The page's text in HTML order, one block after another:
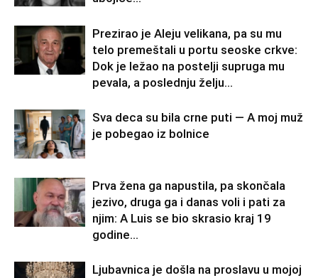
Prezirao je Aleju velikana, pa su mu
telo premeštali u portu seoske crkve:
Dok je ležao na postelji supruga mu
pevala, a poslednju želju...
Sva deca su bila crne puti — A moj muž
je pobegao iz bolnice
Prva žena ga napustila, pa skončala
jezivo, druga ga i danas voli i pati za
njim: A Luis se bio skrasio kraj 19
godine...
Ljubavnica je došla na proslavu u mojoj